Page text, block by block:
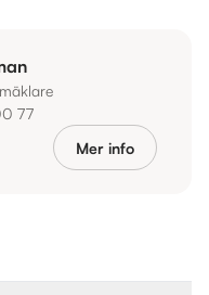
77
Mer info